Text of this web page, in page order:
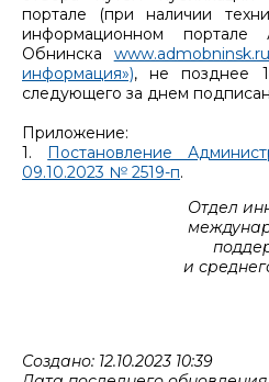
портале (при наличии
информационном портале
Обнинска
информация»), не позднее
следующего за днем
Приложение:
1.
Постановление
09.10.2023 № 2519-п.
Отдел
и
Создано: 12.10.2023 10:39